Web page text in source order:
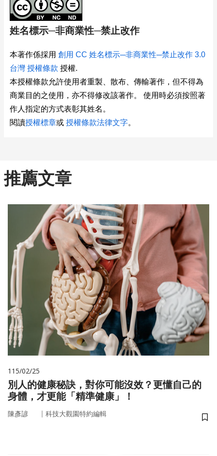
姓名標示─非商業性─禁止改作
本著作係採用 創用 CC 姓名標示─非商業性─禁止改作 3.0
台灣 授權條款 授權.
本授權條款允許使用者重製、散布、傳輸著作，但不得為
商業目的之使用，亦不得修改該著作。 使用時必須按照著
作人指定的方式表彰其姓名。
閱讀授權標章或 授權條款法律文字。
推薦文章
115/02/25
別人的健康秘訣，對你可能沒效？更懂自己的
身體，才更能「精準健康」！
陳彥諺 ｜ 科技大觀園特約編輯
儲